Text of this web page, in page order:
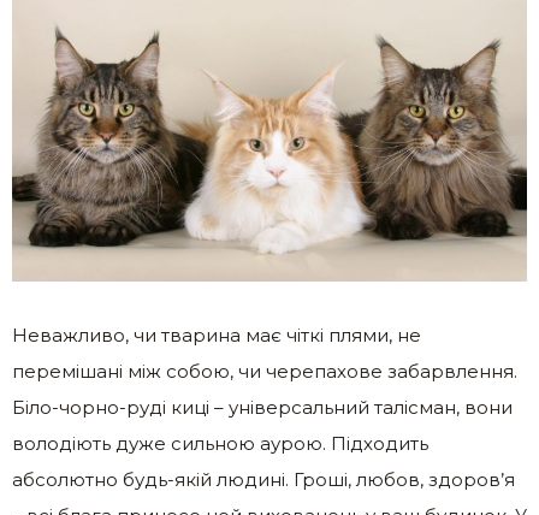
Неважливо, чи тварина має чіткі плями, не
перемішані між собою, чи черепахове забарвлення.
Біло-чорно-руді киці – універсальний талісман, вони
володіють дуже сильною аурою. Підходить
абсолютно будь-якій людині. Гроші, любов, здоров’я